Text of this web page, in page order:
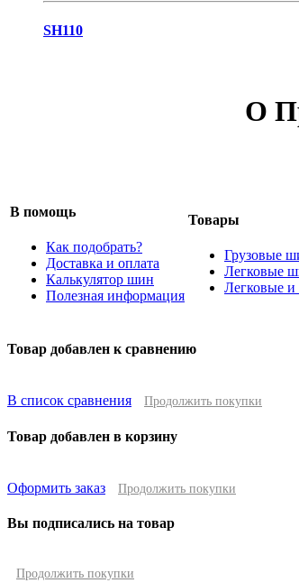
SH110
О
В помощь
Как подобрать?
Доставка и оплата
Калькулятор шин
Полезная информация
Товары
Грузовые
Легковые
Легковые и
Товар добавлен к сравнению
В список сравнения Продолжить покупки
Товар добавлен в корзину
Оформить заказ Продолжить покупки
Вы подписались на товар
Продолжить покупки